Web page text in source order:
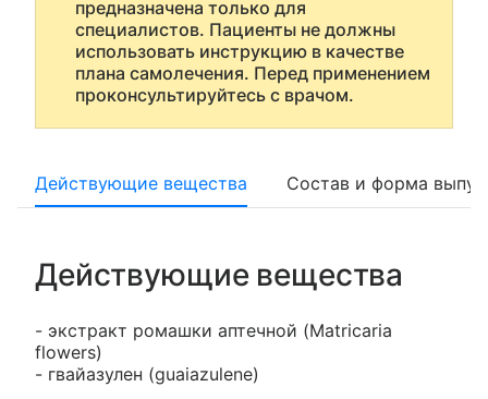
предназначена только для
специалистов. Пациенты не должны
использовать инструкцию в качестве
плана самолечения. Перед применением
проконсультируйтесь с врачом.
Действующие вещества Состав и форма
Действующие вещества
- экстракт ромашки аптечной (Matricaria
flowers)
- гвайазулен (guaiazulene)